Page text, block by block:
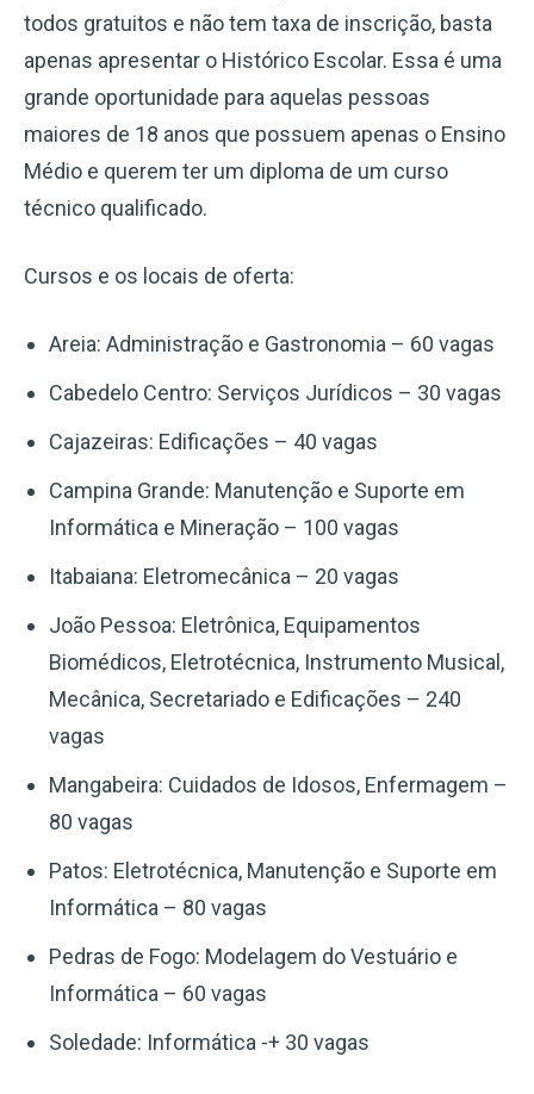
todos gratuitos e não tem taxa de inscrição, basta
apenas apresentar o Histórico Escolar. Essa é uma
grande oportunidade para aquelas pessoas
maiores de 18 anos que possuem apenas o Ensino
Médio e querem ter um diploma de um curso
técnico qualificado.
Cursos e os locais de oferta:
Areia: Administração e Gastronomia – 60 vagas
Cabedelo Centro: Serviços Jurídicos – 30 vagas
Cajazeiras: Edificações – 40 vagas
Campina Grande: Manutenção e Suporte em
Informática e Mineração – 100 vagas
Itabaiana: Eletromecânica – 20 vagas
João Pessoa: Eletrônica, Equipamentos
Biomédicos, Eletrotécnica, Instrumento Musical,
Mecânica, Secretariado e Edificações – 240
vagas
Mangabeira: Cuidados de Idosos, Enfermagem –
80 vagas
Patos: Eletrotécnica, Manutenção e Suporte em
Informática – 80 vagas
Pedras de Fogo: Modelagem do Vestuário e
Informática – 60 vagas
Soledade: Informática -+ 30 vagas